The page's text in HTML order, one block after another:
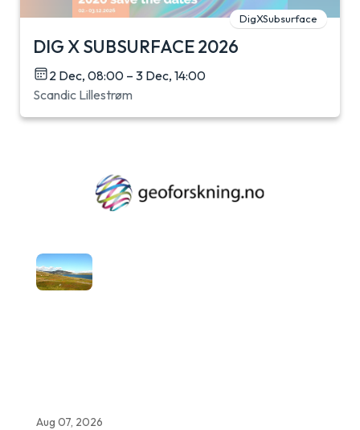
DigXSubsurface
DIG X SUBSURFACE 2026
2 Dec, 08:00 – 3 Dec, 14:00
Scandic Lillestrøm
Aug 07, 2026